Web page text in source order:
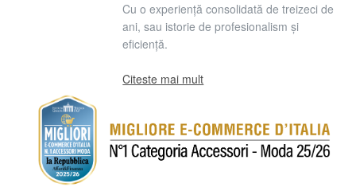
Cu o experiență consolidată de treizeci de
ani, sau istorie de profesionalism și
eficiență.
Citeste mai mult